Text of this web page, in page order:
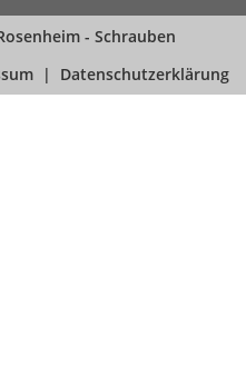
- Schrauben
Datenschutzerklärung